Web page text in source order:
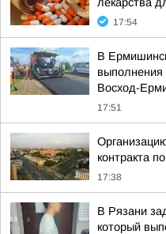
17:54
В
выполнения
Восход-
17:51
контракта
17:38
В Рязани
который